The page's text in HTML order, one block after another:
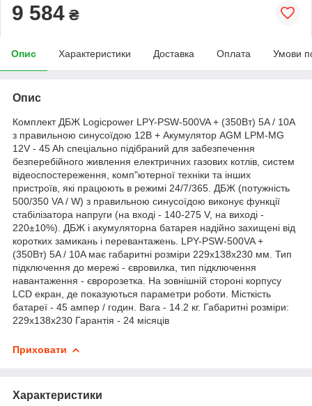
9 584 ₴
Опис Характеристики Доставка Оплата Умови
Опис
Комплект ДБЖ Logicpower LPY-PSW-500VA + (350Вт) 5A / 10A
з правильною синусоїдою 12В + Акумулятор AGM LPM-MG
12V - 45 Ah спеціально підібраний для забезпечення
безперебійного живлення електричних газових котлів, систем
відеоспостереження, комп"ютерної техніки та інших
пристроїв, які працюють в режимі 24/7/365. ДБЖ (потужність
500/350 VA / W) з правильною синусоїдою виконує функції
стабілізатора напруги (на вході - 140-275 V, на виході -
220±10%). ДБЖ і акумуляторна батарея надійно захищені від
коротких замикань і перевантажень. LPY-PSW-500VA +
(350Вт) 5A / 10A має габаритні розміри 229х138х230 мм. Тип
підключення до мережі - євровилка, тип підключення
навантаження - євророзетка. На зовнішній стороні корпусу
LCD екран, де показуються параметри роботи. Місткість
батареї - 45 ампер / годин. Вага - 14.2 кг. Габаритні розміри:
229х138х230 Гарантія - 24 місяців
Приховати
Характеристики